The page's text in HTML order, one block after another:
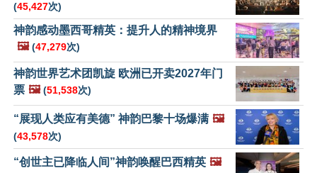
(45,427次)
神韵感动墨西哥精英：提升人的精神境界
🖼️ (47,279次)
神韵世界艺术团凯旋 欧洲已开卖2027年门
票 🖼️ (51,538次)
“展现人类应有美德” 神韵巴黎十场爆满 🖼️
(43,578次)
“创世主已降临人间”神韵唤醒巴西精英 🖼️